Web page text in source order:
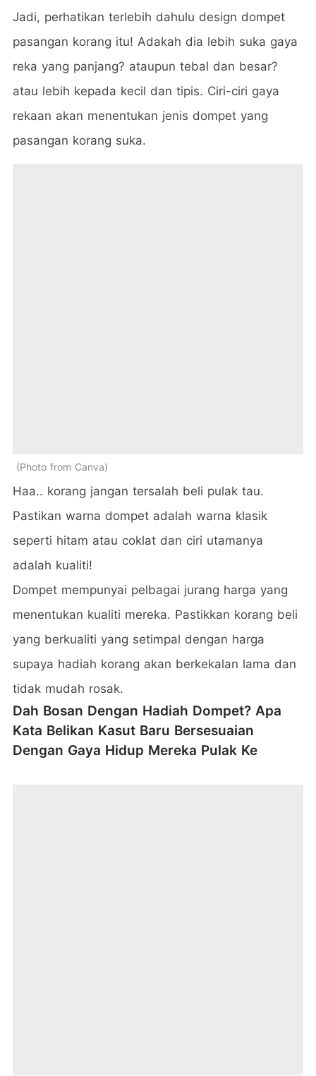
Jadi, perhatikan terlebih dahulu design dompet
pasangan korang itu! Adakah dia lebih suka gaya
reka yang panjang? ataupun tebal dan besar?
atau lebih kepada kecil dan tipis. Ciri-ciri gaya
rekaan akan menentukan jenis dompet yang
pasangan korang suka.
Photo from Canva
Haa.. korang jangan tersalah beli pulak tau.
Pastikan warna dompet adalah warna klasik
seperti hitam atau coklat dan ciri utamanya
adalah kualiti!
Dompet mempunyai pelbagai jurang harga yang
menentukan kualiti mereka. Pastikkan korang beli
yang berkualiti yang setimpal dengan harga
supaya hadiah korang akan berkekalan lama dan
tidak mudah rosak.
Dah Bosan Dengan Hadiah Dompet? Apa
Kata Belikan Kasut Baru Bersesuaian
Dengan Gaya Hidup Mereka Pulak Ke